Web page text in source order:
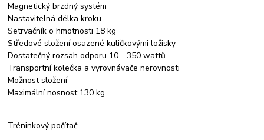
Magnetický brzdný systém
Nastavitelná délka kroku
Setrvačník o hmotnosti 18 kg
Středové složení osazené kuličkovými ložisky
Dostatečný rozsah odporu 10 - 350 wattů
Transportní kolečka a vyrovnávače nerovnosti
Možnost složení
Maximální nosnost 130 kg
Tréninkový počítač: